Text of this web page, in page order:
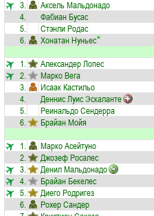
3.
Аксель Мальдонадо
4.
Фабиан Бусас
5.
Стэнли Родас
6.
Хонатан Нуньес
1. Александер Лопес
2.
Марко Вега
3.
Исаак Кастильо
4.
Деннис Луис Эскаланте
5.
Реинальдо Сендерра
6.
Брайан Мойя
1. Марко Асейтуно
2.
Джозеф Росалес
3.
Денил Мальдонадо
4.
Брайан Бекелес
5.
Диего Родригез
6.
Рохер Сандер